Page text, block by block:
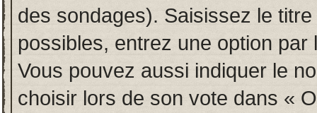
des sondages). Saisissez le
possibles, entrez une option
Vous pouvez aussi indiquer le
choisir lors de son vote dans «